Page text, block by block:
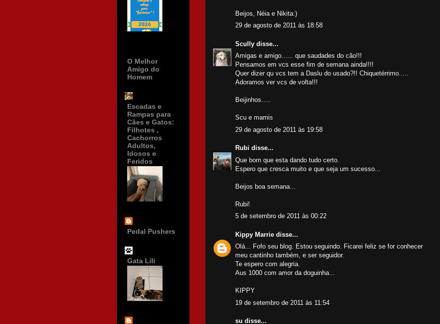
Beijos, Néia e Nikita:)
29 de agosto de 2011 às 18:58
Scully disse...
Amigas e amigo...... que saudades do cão!!!
Pensamos em vcs esse fim de semana ainda!!!!
Quer dizer qu vcs tem a Daslu do usado?!! Chiquetérrimo.....
Adoramos ver vcs de volta!!!
Beijinhos.....
Scu e mamis
29 de agosto de 2011 às 19:58
Rubi disse...
Que bom que esta dando tudo certo.
Espero que cresca muito e que seja um sucesso...
Beijos boa semana...
Rubi!
5 de setembro de 2011 às 00:22
Kippy Marrie disse...
Olá... Fofo seu blog. Estou seguindo. Ficarei feliz se for conhecer
meu cantinho também, e ser seguidor.
Te espero com alegria.
Aus 1000 com amor da doguinha...
KIPPY
19 de setembro de 2011 às 11:54
su disse...
O Melhor
Amigo do
Homem
Escadas e
Rampas para
Cães e Gatos:
Filhotes ,
Cachorros
Adultos,
Idosos e
Feridos
Pedal Pushers
Gata Lili